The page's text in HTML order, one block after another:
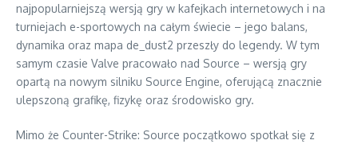
najpopularniejszą wersją gry w kafejkach internetowych i na
turniejach e-sportowych na całym świecie – jego balans,
dynamika oraz mapa de_dust2 przeszły do legendy. W tym
samym czasie Valve pracowało nad Source – wersją gry
opartą na nowym silniku Source Engine, oferującą znacznie
ulepszoną grafikę, fizykę oraz środowisko gry.
Mimo że Counter-Strike: Source początkowo spotkał się z